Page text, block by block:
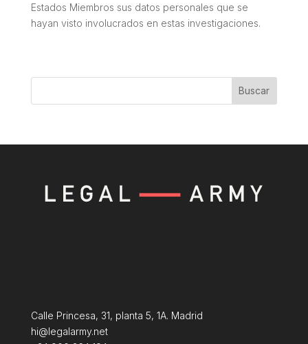
Estados Miembros sus datos personales que se
hayan visto involucrados en estas investigaciones.
Buscar
Calle Princesa, 31, planta 5, 1A. Madrid
hi@legalarmy.net